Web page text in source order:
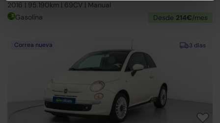
2016 | 95.190km | 69CV | Manual
Gasolina Desde 214€/mes
3 días
Correa nueva